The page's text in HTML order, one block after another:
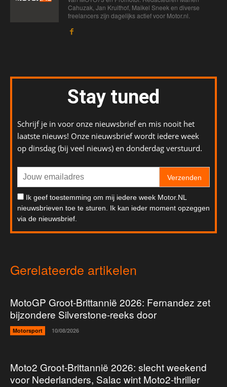
Cahuzak, Jan Kruithof, Maikel Sneek en diverse
freelancers zijn dagelijks actief voor Motor.nl.
Stay tuned
Schrijf je in voor onze nieuwsbrief en mis nooit het
laatste nieuws! Onze nieuwsbrief wordt iedere week
op dinsdag (bij veel nieuws) en donderdag verstuurd.
Verzenden
Ik geef toestemming om mij iedere week Motor.NL
nieuwsbrieven toe te sturen. Ik kan ieder moment opzeggen
via de nieuwsbrief.
Gerelateerde artikelen
MotoGP Groot-Brittannië 2026: Fernandez zet
bijzondere Silverstone-reeks door
Motorsport 10/08/2026
Moto2 Groot-Brittannië 2026: slecht weekend
voor Nederlanders, Salac wint Moto2-thriller